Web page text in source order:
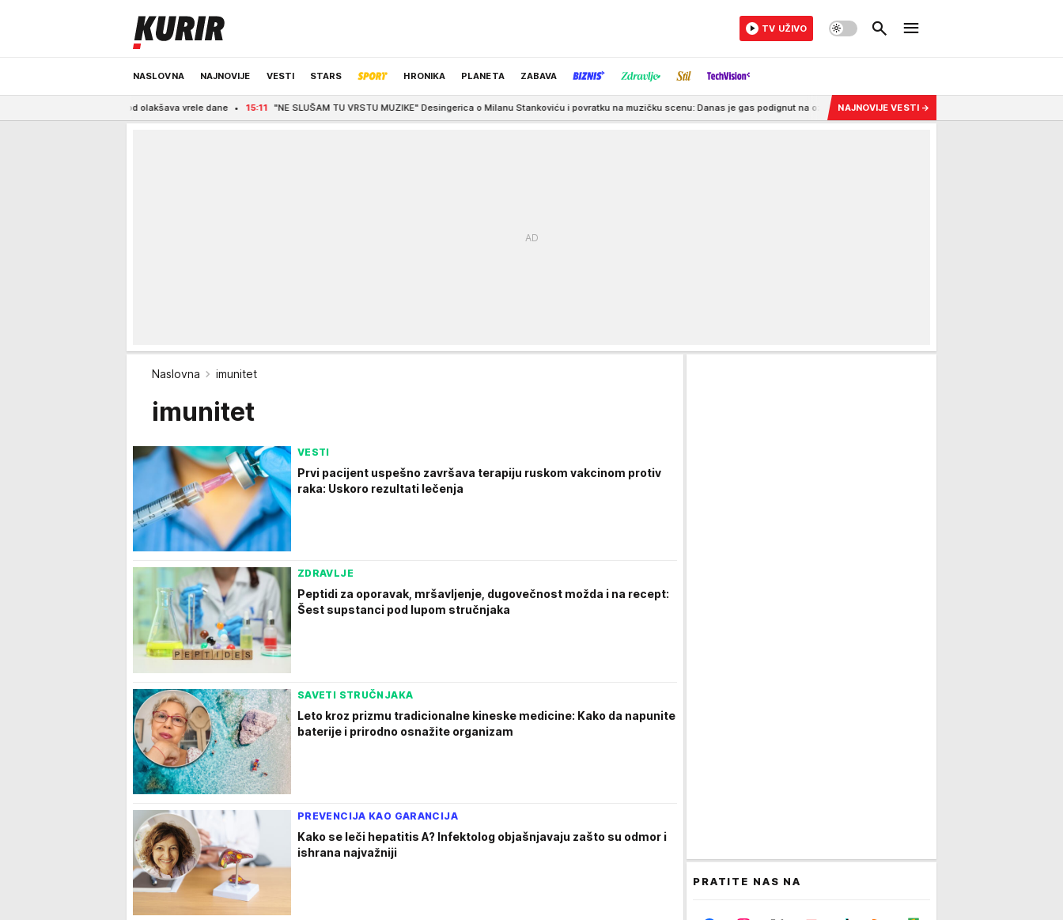
NASLOVNA NAJNOVIJE VESTI STARS HRONIKA PLANETA ZABAVA
ODRŽIVA BUDUĆNOST REGION NEWS IZBOR UREDNIKA
TV UŽIVO
15:11 "NE SLUŠAM TU VRSTU MUZIKE" Desingerica o Milanu Stankoviću i povratku na muzičku scenu: Danas je gas podignut na ozbiljan level... 15:05 UKRAO ČAK 6 VOZILA, SLUPAO DVA, PA BEŽAO!
NAJNOVIJE VESTI →
Naslovna imunitet
imunitet
VESTI
Prvi pacijent uspešno završava terapiju ruskom vakcinom protiv
raka: Uskoro rezultati lečenja
ZDRAVLJE
Peptidi za oporavak, mršavljenje, dugovečnost možda i na recept:
Šest supstanci pod lupom stručnjaka
SAVETI STRUČNJAKA
Leto kroz prizmu tradicionalne kineske medicine: Kako da napunite
baterije i prirodno osnažite organizam
PREVENCIJA KAO GARANCIJA
Kako se leči hepatitis A? Infektolog objašnjavaju zašto su odmor i
ishrana najvažniji
PRATITE NAS NA